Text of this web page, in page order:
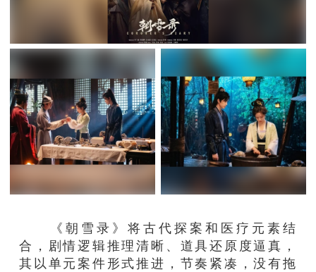
《朝雪录》将古代探案和医疗元素结
合，剧情逻辑推理清晰、道具还原度逼真，
其以单元案件形式推进，节奏紧凑，没有拖